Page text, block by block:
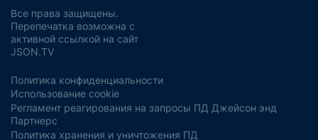
Все права защищены.
Перепечатка возможна с
активной ссылкой на сайт
JSON.TV
Политика конфиденциальности
Использование cookie
Регламент реагирования на запросы ПД Джейсон энд
Партнерс
Политика хранения и уничтожения ПД